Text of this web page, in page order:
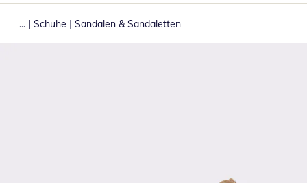
... | Schuhe | Sandalen & Sandaletten